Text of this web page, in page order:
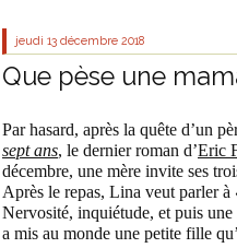
jeudi 13 décembre 2018
Que pèse une
Par hasard, après la quête d’un
sept ans, le dernier roman d’Eric
décembre, une mère invite ses
Après le repas, Lina veut parler à
Nervosité, inquiétude, et puis
a mis au monde une petite fille